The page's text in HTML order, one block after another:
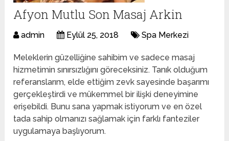
Afyon Mutlu Son Masaj Arkin
admin Eylül 25, 2018 Spa Merkezi
Meleklerin güzelliğine sahibim ve sadece masaj
hizmetimin sınırsızlığını göreceksiniz. Tanık olduğum
referanslarım, elde ettiğim zevk sayesinde başarımı
gerçekleştirdi ve mükemmel bir ilişki deneyimine
erişebildi. Bunu sana yapmak istiyorum ve en özel
tada sahip olmanızı sağlamak için farklı fanteziler
uygulamaya başlıyorum.